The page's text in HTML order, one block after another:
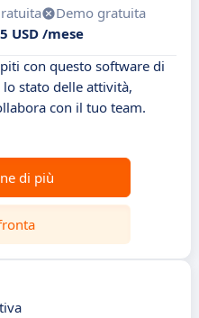
Demo gratuita
USD /mese
con questo software di
stato delle attività,
con il tuo team.
di più